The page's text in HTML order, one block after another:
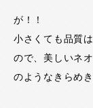
が！！
小さくても品質
ので、美しいネ
のようなきらめ